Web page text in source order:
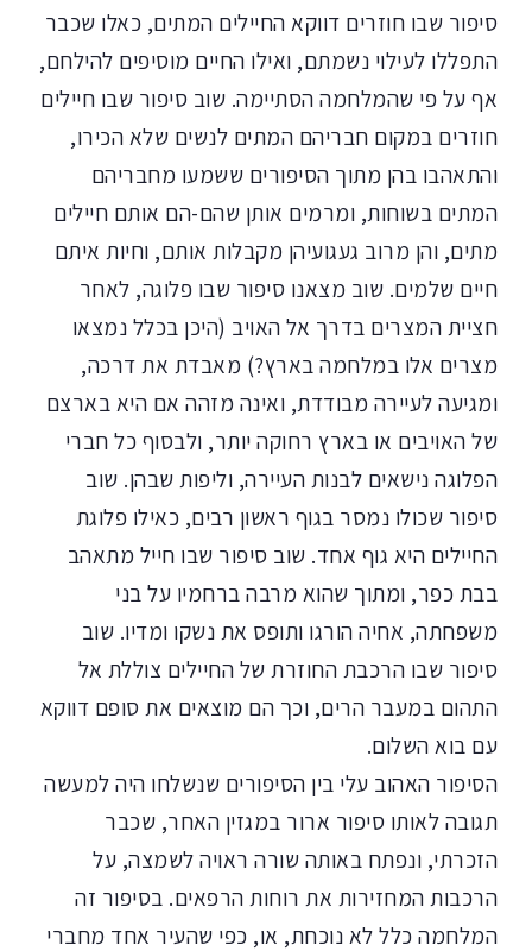
סיפור שבו חוזרים דווקא החיילים המתים, כאלו שכבר
התפללו לעילוי נשמתם, ואילו החיים מוסיפים להילחם,
אף על פי שהמלחמה הסתיימה. שוב סיפור שבו חיילים
חוזרים במקום חבריהם המתים לנשים שלא הכירו,
והתאהבו בהן מתוך הסיפורים ששמעו מחבריהם
המתים בשוחות, ומרמים אותן שהם-הם אותם חיילים
מתים, והן מרוב געגועיהן מקבלות אותם, וחיות איתם
חיים שלמים. שוב מצאנו סיפור שבו פלוגה, לאחר
חציית המצרים בדרך אל האויב (היכן בכלל נמצאו
מצרים אלו במלחמה בארץ?) מאבדת את דרכה,
ומגיעה לעיירה מבודדת, ואינה מזהה אם היא בארצם
של האויבים או בארץ רחוקה יותר, ולבסוף כל חברי
הפלוגה נישאים לבנות העיירה, וליפות שבהן. שוב
סיפור שכולו נמסר בגוף ראשון רבים, כאילו פלוגת
החיילים היא גוף אחד. שוב סיפור שבו חייל מתאהב
בבת כפר, ומתוך שהוא מרבה ברחמיו על בני
משפחתה, אחיה הורגו ותופס את נשקו ומדיו. שוב
סיפור שבו הרכבת החוזרת של החיילים צוללת אל
התהום במעבר הרים, וכך הם מוצאים את סופם דווקא
עם בוא השלום.
הסיפור האהוב עלי בין הסיפורים שנשלחו היה למעשה
תגובה לאותו סיפור ארור במגזין האחר, שכבר
הזכרתי, ונפתח באותה שורה ראויה לשמצה, על
הרכבות המחזירות את רוחות הרפאים. בסיפור זה
המלחמה כלל לא נוכחת, או, כפי שהעיר אחד מחברי